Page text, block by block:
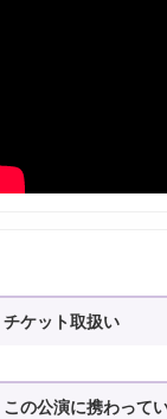
チケット取扱い
この公演に携わって